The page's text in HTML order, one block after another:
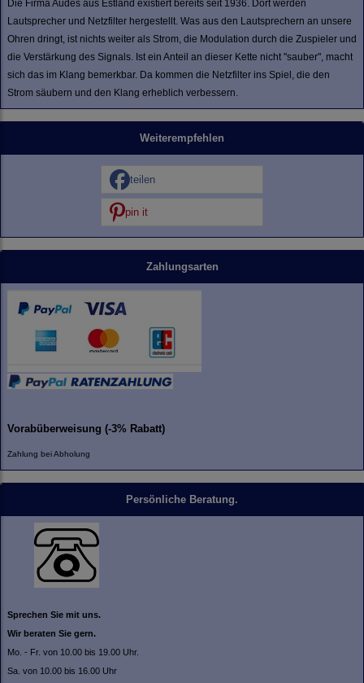
Die Firma Audes aus Estland existiert bereits seit 1936. Dort werden
Lautsprecher und Netzfilter hergestellt. Was aus den Lautsprechern an unsere
Ohren dringt, ist nichts weiter als Strom, die Modulation durch die Zuspieler und
die Verstärkung des Signals. Ist ein Anteil an dieser Kette nicht "sauber", macht
sich das im Klang bemerkbar. Da kommen die Netzfilter ins Spiel, die den
Strom säubern und den Klang erheblich verbessern.
Weiterempfehlen
teilen
pin it
Zahlungsarten
Vorabüberweisung (-3% Rabatt)
Zahlung bei Abholung
Persönliche Beratung.
Sprechen Sie mit uns.
Wir beraten Sie gern.
Mo. - Fr. von 10.00 bis 19.00 Uhr.
Sa. von 10.00 bis 16.00 Uhr